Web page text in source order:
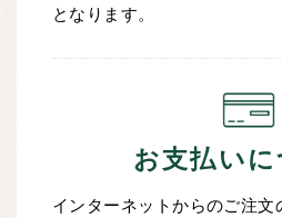
となります。
お支払い
インターネットからのご注